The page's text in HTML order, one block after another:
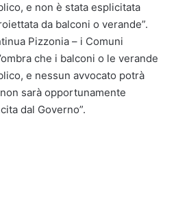
e non è stata esplicitata
da balconi o verande”.
Pizzonia – i Comuni
che i balconi o le verande
e nessun avvocato potrà
sarà opportunamente
dal Governo”.